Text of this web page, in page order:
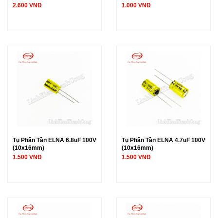
2.600 VNĐ
1.000 VNĐ
Tụ Phân Tần ELNA 6.8uF 100V
(10x16mm)
1.500 VNĐ
Tụ Phân Tần ELNA 4.7uF 100V
(10x16mm)
1.500 VNĐ